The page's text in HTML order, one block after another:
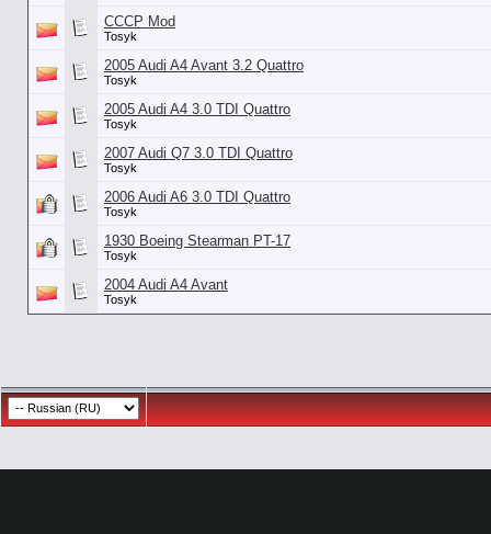
СССР Mod
Tosyk
2005 Audi A4 Avant 3.2 Quattro
Tosyk
2005 Audi A4 3.0 TDI Quattro
Tosyk
2007 Audi Q7 3.0 TDI Quattro
Tosyk
2006 Audi A6 3.0 TDI Quattro
Tosyk
1930 Boeing Stearman PT-17
Tosyk
2004 Audi A4 Avant
Tosyk